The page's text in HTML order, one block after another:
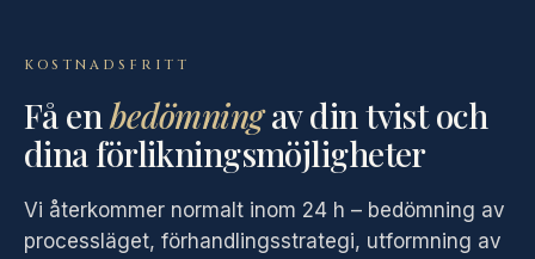
KOSTNADSFRITT
Få enbedömningav din tvist och
dina förlikningsmöjligheter
Vi återkommer normalt inom 24 h – bedömning av
processläget, förhandlingsstrategi, utformning av